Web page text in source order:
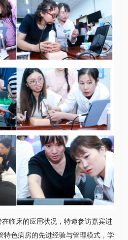
临床的应用状况，特邀参访嘉宾进
特色病房的先进经验与管理模式，学